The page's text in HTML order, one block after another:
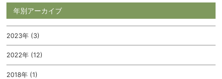
年別アーカイブ
2023年 (3)
2022年 (12)
2018年 (1)